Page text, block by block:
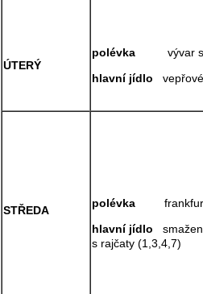
ÚTERÝ
polévka vývar
hlavní jídlo
STŘEDA
polévka
hlavní jídlo
s rajčaty (1,3,4,7)